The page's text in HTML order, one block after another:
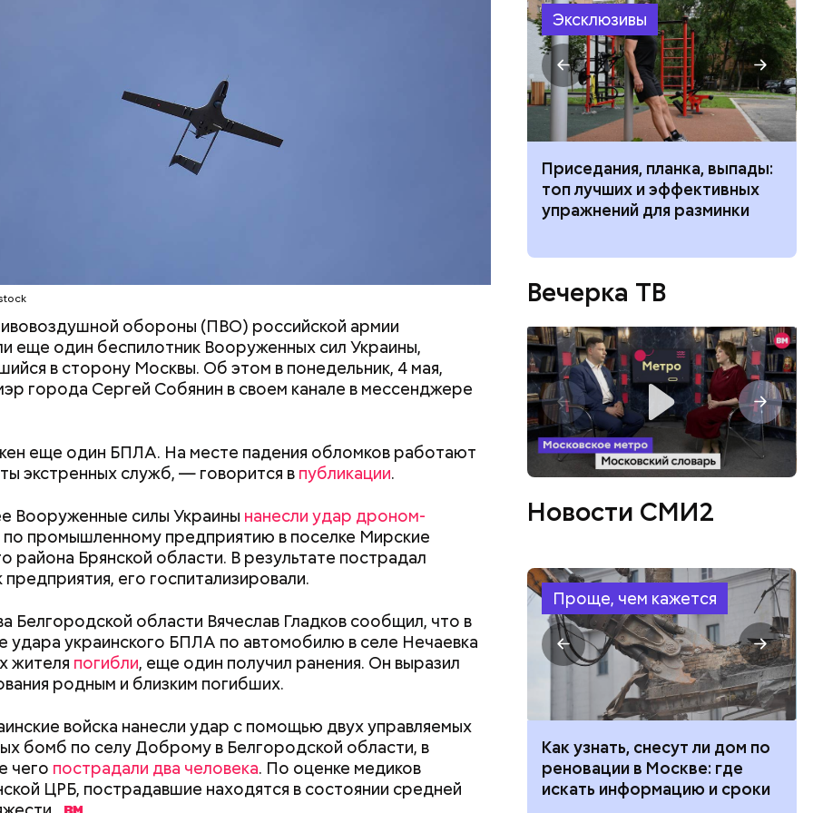
обороны (ПВО) российской армии
еще один беспилотник Вооруженных сил Украины,
в сторону Москвы. Об этом в понедельник, 4 мая,
города Сергей Собянин в своем канале в мессенджере
еще один БПЛА. На месте падения обломков работают
экстренных служб, — говорится в публикации.
Вооруженные силы Украины нанесли удар дроном-
по промышленному предприятию в поселке Мирские
района Брянской области. В результате пострадал
его госпитализировали.
Белгородской области Вячеслав Гладков сообщил, что в
удара украинского БПЛА по автомобилю в селе Нечаевка
жителя погибли, еще один получил ранения. Он выразил
родным и близким погибших.
войска нанесли удар с помощью двух управляемых
бомб по селу Доброму в Белгородской области, в
чего пострадали два человека. По оценке медиков
ЦРБ, пострадавшие находятся в состоянии средней
считали, что в период с 2019 по 2021 год Гасанов
от уплаты налогов на более чем 170 миллионов рублей. Эти
распределил между родственниками и собственными
родственникам лицевые счета, — пояснили в
.
был жертвой Миссюры
Эксклюзивы
Похудеть поможет горчица:
Приседания, планка, выпады:
топ лучших и эффективных
упражнений для разминки
Вечерка ТВ
Новости СМИ2
Проще, чем кажется
Как поменять батареи дома и
не получить штраф
Как получить до 100 тысяч
рублей от государства при
трудной ситуации: кто может
Как узнать, снесут ли дом по
реновации в Москве: где
искать информацию и сроки